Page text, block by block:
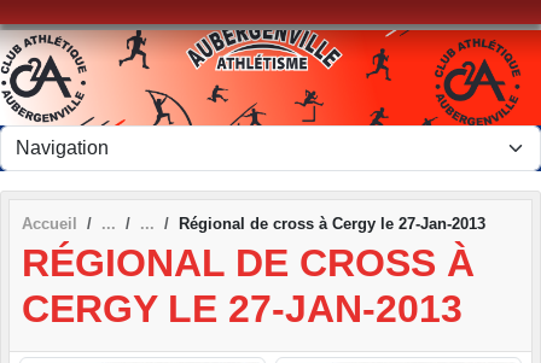
Accueil Régional de cross à Cergy le 27-Jan-2013
RÉGIONAL DE CROSS À
CERGY LE 27-JAN-2013